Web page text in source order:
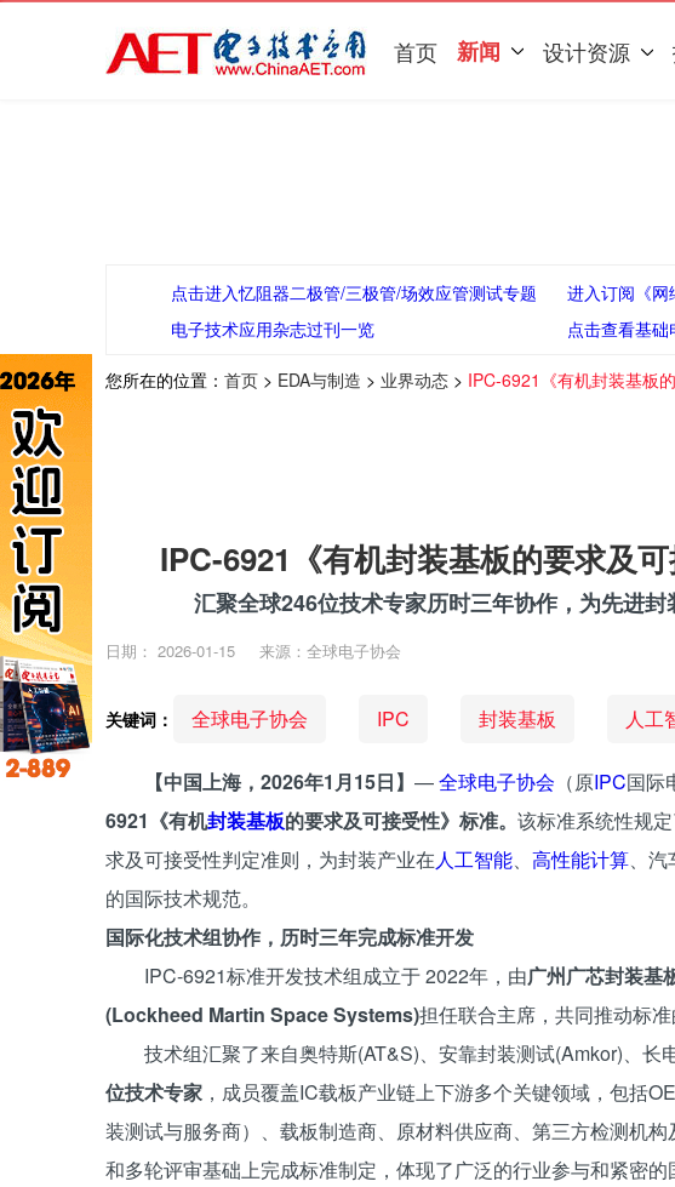
首页 新闻 设计资源
点击进入忆阻器二极管/三极管/场效应管测试专题
进入订阅《网
电子技术应用杂志过刊一览
点击查看基
您所在的位置： 首页 > EDA与制造 > 业界动态 > IPC-6921《有机封装基板
IPC-6921《有机封装基板的要求及
汇聚全球246位技术专家历时三年协作，为先进
日期： 2026-01-15 来源：全球电子协会
关键词： 全球电子协会 IPC 封装基板 人工
【中国上海，2026年1月15日】 —全球电子协会 （原IPC国际
6921《有机封装基板的要求及可接受性》标准。 该标准系统性规
求及可接受性判定准则，为封装产业在人工智能、 高性能计算、
的国际技术规范。
国际化技术组协作，历时三年完成标准开发
IPC-6921标准开发技术组成立于 2022年，由广州广芯封装基
(Lockheed Martin Space Systems)担任联合主席，共同推动标准
技术组汇聚了来自奥特斯(AT&S)、安靠封装测试(Amkor)、
位技术专家 ，成员覆盖IC载板产业链上下游多个关键领域，包括
装测试与服务商）、载板制造商、原材料供应商、第三方检测机
和多轮评审基础上完成标准制定，体现了广泛的行业参与和紧密的